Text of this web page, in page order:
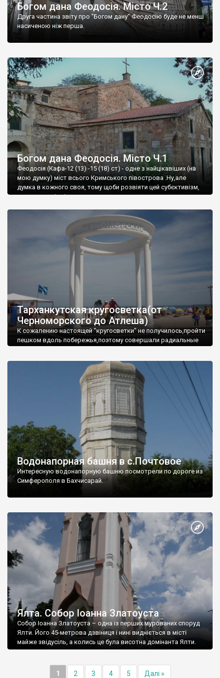
Богом дана Феодосія. Місто Ч.2
Друга частина звіту про "Богом дану" Феодосію буде не менш
насиченою ніж перша.
Богом дана Феодосія. Місто Ч.1
Феодосія (Кафа-12 (13) -15 (18) ст) - одне з найцікавіших (на
мою думку) міст всього Кримського півострова .Ну,але
думка в кожного своя, тому щоби розвіяти цей субєктивізм,
запрошую відвідати це
Тарханкутская кругосветка(от
Черноморского до Атлеша)
К сожалению настоящей "кругосветки" не получилось,пройти
пешком вдоль побережья,поэтому совершали радиальные
Водонапорная башня в с.Почтовое
Интересную водонапорную башню посмотрели по дороге из
Симферополя в Бахчисарай.
Ялта. Собор Іоанна Златоуста
Собор Іоанна Златоуста – одна із перших мурованих споруд
Ялти. Його 45-метрова дзвіниця і нині видніється в місті
майже звідусіль, а колись це була висотна домінанта Ялти.
1 2 3 4 5 Далі »